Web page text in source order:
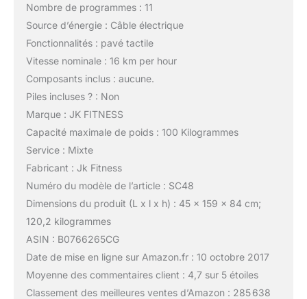
Nombre de programmes : 11
Source d’énergie : Câble électrique
Fonctionnalités : pavé tactile
Vitesse nominale : 16 km per hour
Composants inclus : aucune.
Piles incluses ? : Non
Marque : JK FITNESS
Capacité maximale de poids : 100 Kilogrammes
Service : Mixte
Fabricant : Jk Fitness
Numéro du modèle de l’article : SC48
Dimensions du produit (L x l x h) : 45 x 159 x 84 cm;
120,2 kilogrammes
ASIN : B0766265CG
Date de mise en ligne sur Amazon.fr : 10 octobre 2017
Moyenne des commentaires client : 4,7 sur 5 étoiles
Classement des meilleures ventes d’Amazon : 285 638